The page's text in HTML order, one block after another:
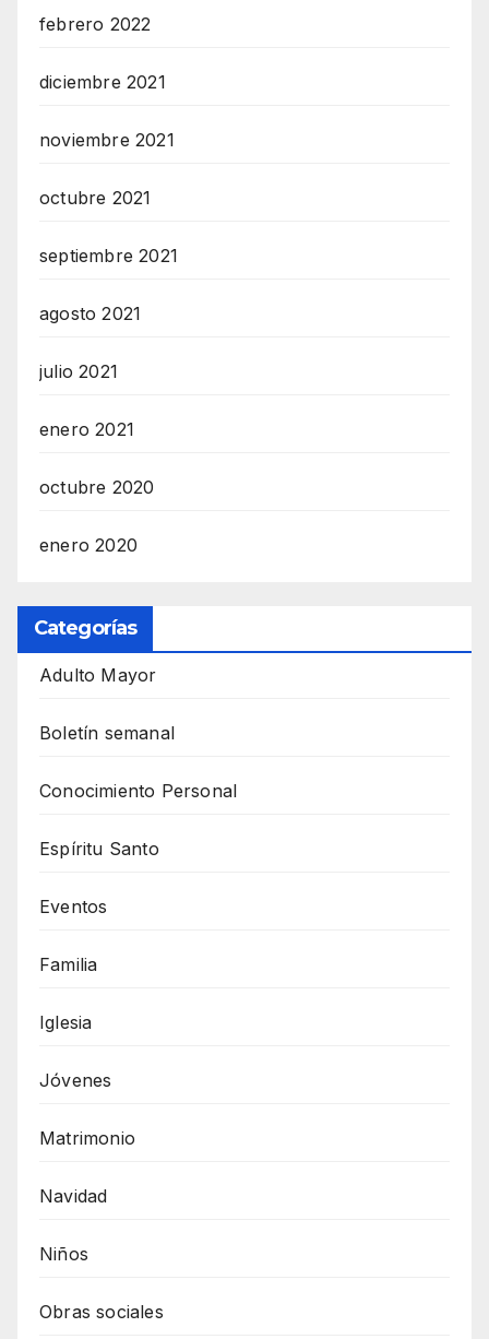
febrero 2022
diciembre 2021
noviembre 2021
octubre 2021
septiembre 2021
agosto 2021
julio 2021
enero 2021
octubre 2020
enero 2020
Categorías
Adulto Mayor
Boletín semanal
Conocimiento Personal
Espíritu Santo
Eventos
Familia
Iglesia
Jóvenes
Matrimonio
Navidad
Niños
Obras sociales